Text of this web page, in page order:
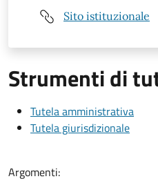
Sito istituzionale
Strumenti di
Tutela amministrativa
Tutela giurisdizionale
Argomenti: